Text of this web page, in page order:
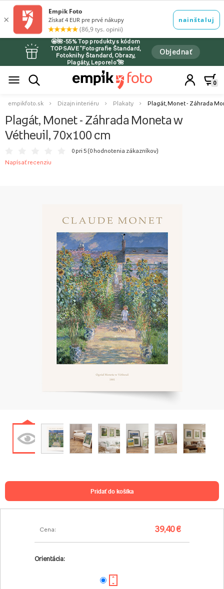
🤩🌺-55% Top produkty s kódom
TOPSAVE *Fotografie Štandard,
Fotoknihy Štandard, Obrazy,
Plagáty, Leporelo*🌺
Objednať
0
empikfoto.sk Dizajn interiéru Plakaty Plagát, Monet - Záhrada
Plagát, Monet - Záhrada Moneta w
Vétheuil, 70x100 cm
0 pri 5 (0 hodnotenia zákazníkov)
Napísať recenziu
Cena: 39,40 €
Orientácia:
pridať do košíka